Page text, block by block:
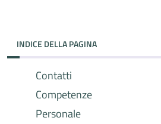
INDICE DELLA PAGINA
Contatti
Competenze
Personale